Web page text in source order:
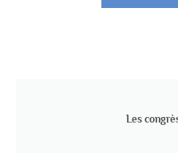
Les